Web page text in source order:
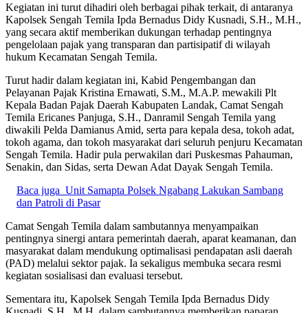
Kegiatan ini turut dihadiri oleh berbagai pihak terkait, di antaranya
Kapolsek Sengah Temila Ipda Bernadus Didy Kusnadi, S.H., M.H.,
yang secara aktif memberikan dukungan terhadap pentingnya
pengelolaan pajak yang transparan dan partisipatif di wilayah
hukum Kecamatan Sengah Temila.
Turut hadir dalam kegiatan ini, Kabid Pengembangan dan
Pelayanan Pajak Kristina Ernawati, S.M., M.A.P. mewakili Plt
Kepala Badan Pajak Daerah Kabupaten Landak, Camat Sengah
Temila Ericanes Panjuga, S.H., Danramil Sengah Temila yang
diwakili Pelda Damianus Amid, serta para kepala desa, tokoh adat,
tokoh agama, dan tokoh masyarakat dari seluruh penjuru Kecamatan
Sengah Temila. Hadir pula perwakilan dari Puskesmas Pahauman,
Senakin, dan Sidas, serta Dewan Adat Dayak Sengah Temila.
Baca juga Unit Samapta Polsek Ngabang Lakukan Sambang
dan Patroli di Pasar
Camat Sengah Temila dalam sambutannya menyampaikan
pentingnya sinergi antara pemerintah daerah, aparat keamanan, dan
masyarakat dalam mendukung optimalisasi pendapatan asli daerah
(PAD) melalui sektor pajak. Ia sekaligus membuka secara resmi
kegiatan sosialisasi dan evaluasi tersebut.
Sementara itu, Kapolsek Sengah Temila Ipda Bernadus Didy